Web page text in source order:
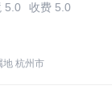
5.0 收费 5.0
地 杭州市